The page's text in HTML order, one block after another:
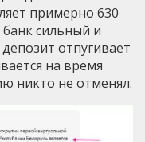
примерно 630
банк сильный и
отпугивает
на время
никто не отменял.